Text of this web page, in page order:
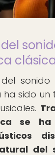
ha sido
se
del